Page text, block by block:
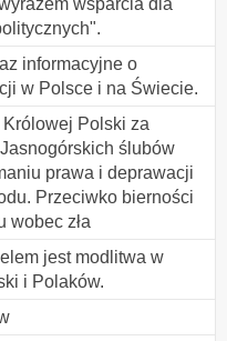
informacyjne o
w Polsce i na Świecie.
Królowej Polski za
ślubów
prawa i deprawacji
Przeciwko bierności
wobec zła
jest modlitwa w
i Polaków.